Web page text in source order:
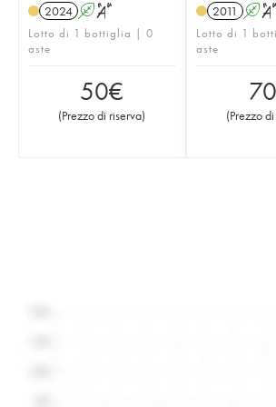
2024 A S
Lotto di 1 bottiglia | 0
aste
50€
(Prezzo di riserva)
2011 A S
Lotto di 1
aste
70
(Prezzo